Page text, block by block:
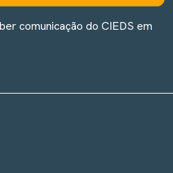
comunicação do CIEDS em